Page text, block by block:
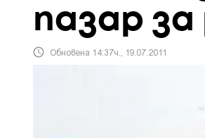
пазар за
Обновена 14:37ч., 19.07.2011